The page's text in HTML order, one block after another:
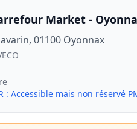
Market -
01100 Oyonnax
: Accessible mais non réservé